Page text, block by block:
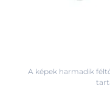
A képek harmadik